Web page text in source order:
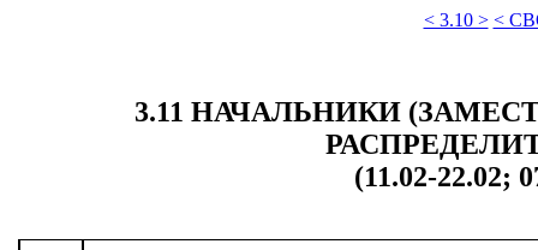
< 3.10 > <
3.11 НАЧАЛЬНИКИ
(11.02-22.02;